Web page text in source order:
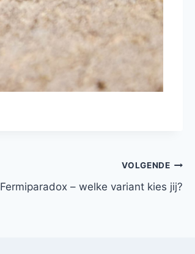
VOLGENDE
Fermiparadox – welke variant kies jij?